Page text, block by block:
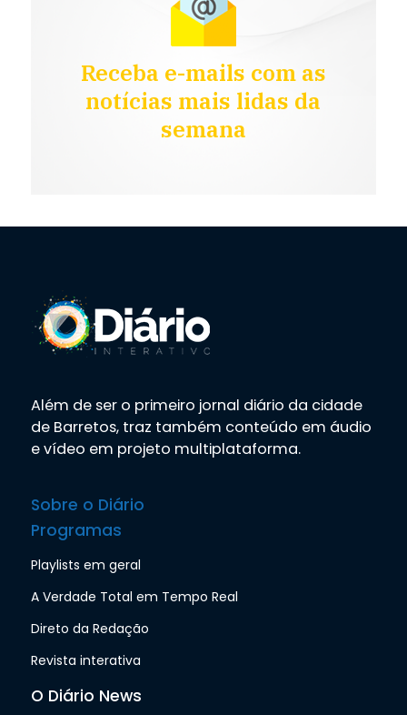
Receba e-mails com as
notícias mais lidas da
semana
Além de ser o primeiro jornal diário da cidade
de Barretos, traz também conteúdo em áudio
e vídeo em projeto multiplataforma.
Sobre o Diário
Programas
Playlists em geral
A Verdade Total em Tempo Real
Direto da Redação
Revista interativa
O Diário News